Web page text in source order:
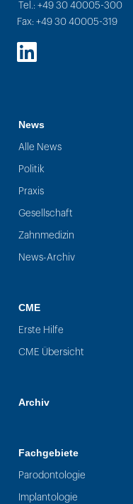
Tel.: +49 30 40005-300
Fax: +49 30 40005-319
LinkedIn
News
Alle News
Politik
Praxis
Gesellschaft
Zahnmedizin
News-Archiv
CME
Erste Hilfe
CME Übersicht
Archiv
Fachgebiete
Parodontologie
Implantologie